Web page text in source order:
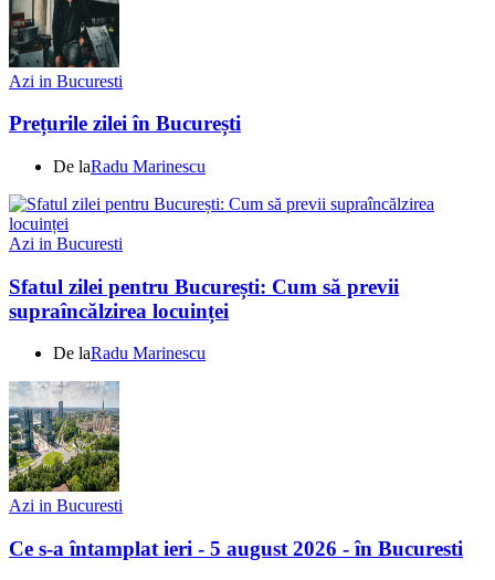
Azi in Bucuresti
Prețurile zilei în București
De laRadu Marinescu
Azi in Bucuresti
Sfatul zilei pentru București: Cum să previi
supraîncălzirea locuinței
De laRadu Marinescu
Azi in Bucuresti
Ce s-a întamplat ieri - 5 august 2026 - în Bucuresti